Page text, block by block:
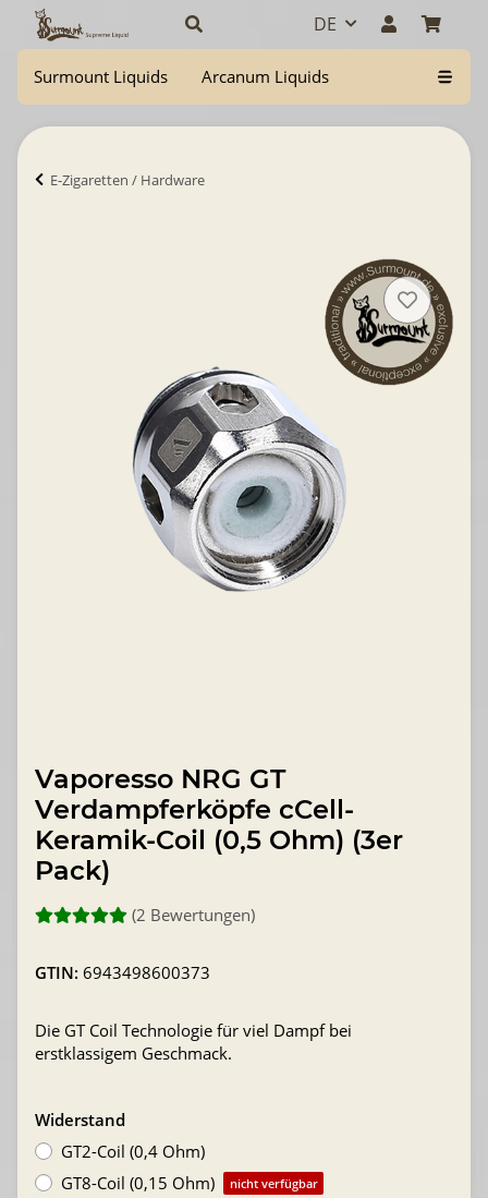
DE
Surmount Liquids Arcanum Liquids
E-Zigaretten / Hardware
Vaporesso NRG GT
Verdampferköpfe cCell-
Keramik-Coil (0,5 Ohm) (3er
Pack)
(2 Bewertungen)
GTIN: 6943498600373
Die GT Coil Technologie für viel Dampf bei
erstklassigem Geschmack.
Widerstand
GT2-Coil (0,4 Ohm)
GT8-Coil (0,15 Ohm)
nicht verfügbar